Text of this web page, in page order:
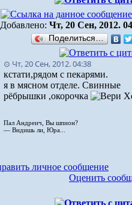
Добавлено: Чт, 20 Сен, 2012.
Поделиться…
⊙ Чт, 20 Сен, 2012. 04:38
кстати,рядом с пекарями.
я в мясном отделе. Свинные
рёбрышки ,окорочка
Пал Андреич, Вы шпион?
— Видишь ли, Юра...
Оценить